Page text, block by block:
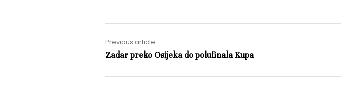
Previous article
Zadar preko Osijeka do polufinala Kupa